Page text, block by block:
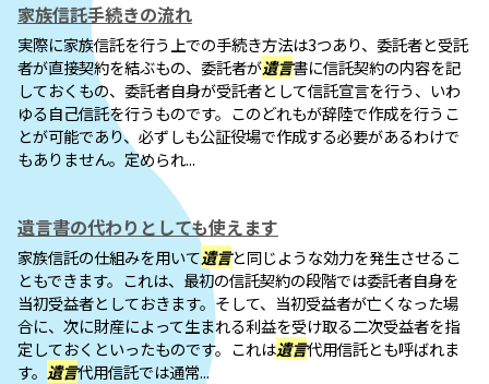
家族信託手続きの流れ
実際に家族信託を行う上での手続き方法は3つあり、委託者と受託
者が直接契約を結ぶもの、委託者が遺言書に信託契約の内容を記
しておくもの、委託者自身が受託者として信託宣言を行う、いわ
ゆる自己信託を行うものです。このどれもが辞陸で作成を行うこ
とが可能であり、必ずしも公証役場で作成する必要があるわけで
もありません。定められ...
遺言書の代わりとしても使えます
家族信託の仕組みを用いて遺言と同じような効力を発生させるこ
ともできます。これは、最初の信託契約の段階では委託者自身を
当初受益者としておきます。そして、当初受益者が亡くなった場
合に、次に財産によって生まれる利益を受け取る二次受益者を指
定しておくといったものです。これは遺言代用信託とも呼ばれま
す。 遺言代用信託では通常...